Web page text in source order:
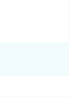
Ympäristö